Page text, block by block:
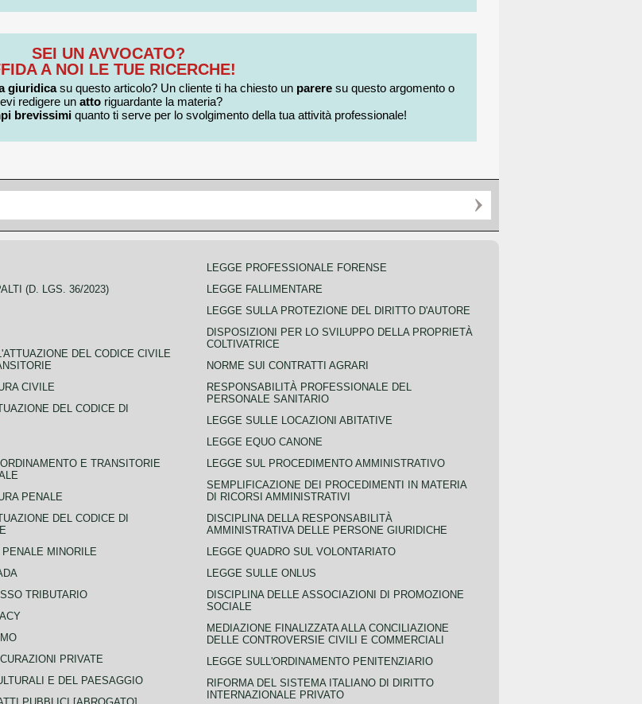
SEI UN AVVOCATO?
A NOI LE TUE RICERCHE!
giuridicasu questo articolo? Un cliente ti ha chiesto un pareresu questo argomento o
redigere un atto riguardante la materia?
brevissimi quanto ti serve per lo svolgimento della tua attività professionale!
(D. LGS. 36/2023)
DEL CODICE CIVILE
CIVILE
DEL CODICE DI
E TRANSITORIE
PENALE
DEL CODICE DI
MINORILE
TRIBUTARIO
PRIVATE
E DEL PAESAGGIO
LEGGE PROFESSIONALE FORENSE
LEGGE FALLIMENTARE
LEGGE SULLA PROTEZIONE DEL DIRITTO D'AUTORE
DISPOSIZIONI PER LO SVILUPPO DELLA PROPRIETÀ
COLTIVATRICE
NORME SUI CONTRATTI AGRARI
RESPONSABILITÀ PROFESSIONALE DEL
PERSONALE SANITARIO
LEGGE SULLE LOCAZIONI ABITATIVE
LEGGE EQUO CANONE
LEGGE SUL PROCEDIMENTO AMMINISTRATIVO
SEMPLIFICAZIONE DEI PROCEDIMENTI IN MATERIA
DI RICORSI AMMINISTRATIVI
DISCIPLINA DELLA RESPONSABILITÀ
AMMINISTRATIVA DELLE PERSONE GIURIDICHE
LEGGE QUADRO SUL VOLONTARIATO
LEGGE SULLE ONLUS
DISCIPLINA DELLE ASSOCIAZIONI DI PROMOZIONE
SOCIALE
MEDIAZIONE FINALIZZATA ALLA CONCILIAZIONE
DELLE CONTROVERSIE CIVILI E COMMERCIALI
LEGGE SULL'ORDINAMENTO PENITENZIARIO
RIFORMA DEL SISTEMA ITALIANO DI DIRITTO
INTERNAZIONALE PRIVATO